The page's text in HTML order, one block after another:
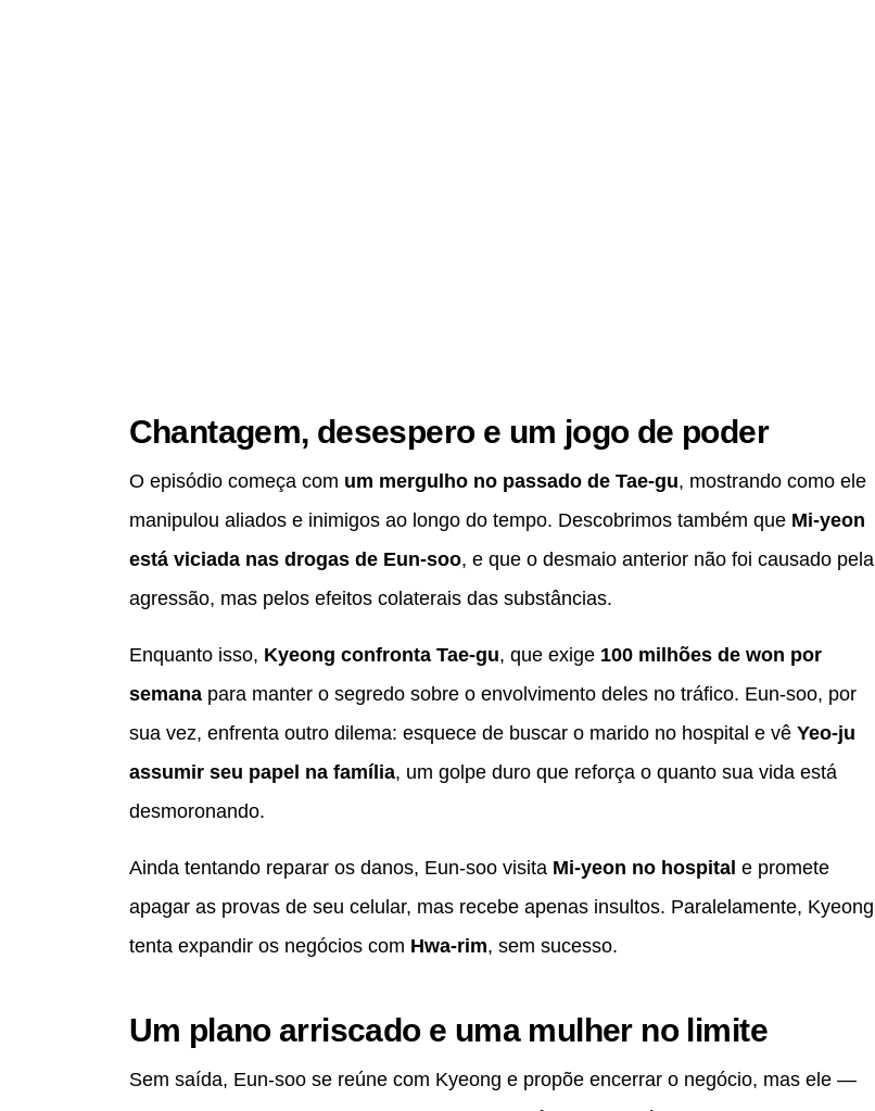
Chantagem, desespero e um jogo de poder
O episódio começa com um mergulho no passado de Tae-gu, mostrando como ele
manipulou aliados e inimigos ao longo do tempo. Descobrimos também que Mi-yeon
está viciada nas drogas de Eun-soo, e que o desmaio anterior não foi causado pela
agressão, mas pelos efeitos colaterais das substâncias.
Enquanto isso, Kyeong confronta Tae-gu, que exige 100 milhões de won por
semanapara manter o segredo sobre o envolvimento deles no tráfico. Eun-soo, por
sua vez, enfrenta outro dilema: esquece de buscar o marido no hospital e vê Yeo-ju
assumir seu papel na família, um golpe duro que reforça o quanto sua vida está
desmoronando.
Ainda tentando reparar os danos, Eun-soo visita Mi-yeon no hospital e promete
apagar as provas de seu celular, mas recebe apenas insultos. Paralelamente, Kyeong
tenta expandir os negócios com Hwa-rim, sem sucesso.
Um plano arriscado e uma mulher no limite
Sem saída, Eun-soo se reúne com Kyeong e propõe encerrar o negócio, mas ele —